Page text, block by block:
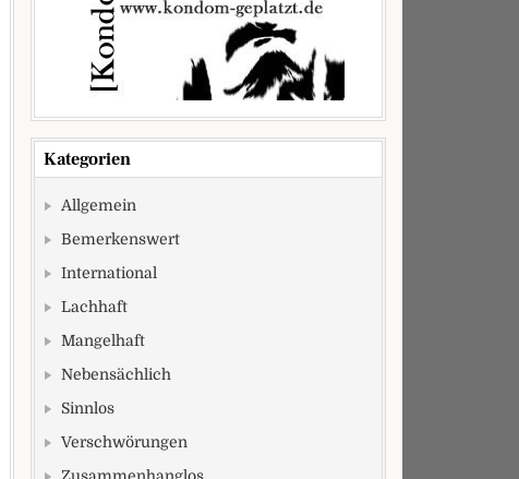
Kategorien
Allgemein
Bemerkenswert
International
Lachhaft
Mangelhaft
Nebensächlich
Sinnlos
Verschwörungen